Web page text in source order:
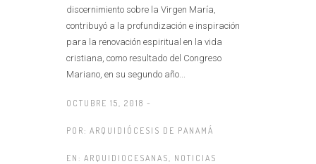
discernimiento sobre la Virgen María,
contribuyó a la profundización e inspiración
para la renovación espiritual en la vida
cristiana, como resultado del Congreso
Mariano, en su segundo año...
OCTUBRE 15, 2018 -
POR: ARQUIDIÓCESIS DE PANAMÁ
EN: ARQUIDIOCESANAS NOTICIAS